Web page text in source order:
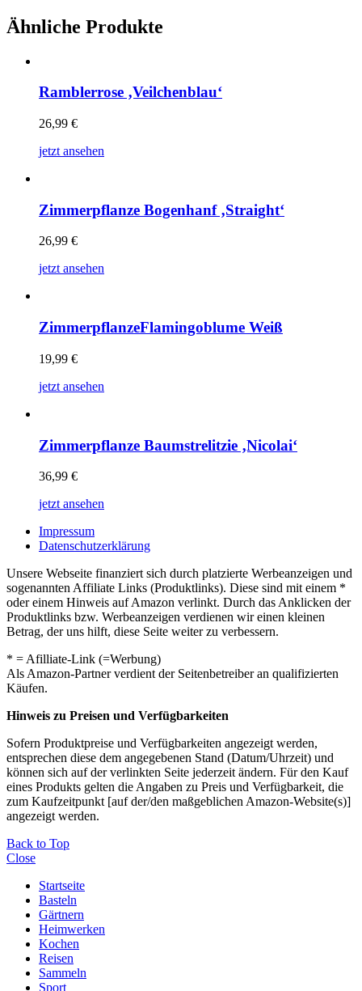
Ähnliche Produkte
Ramblerrose ‚Veilchenblau‘
26,99 €
jetzt ansehen
Zimmerpflanze Bogenhanf ‚Straight‘
26,99 €
jetzt ansehen
ZimmerpflanzeFlamingoblume Weiß
19,99 €
jetzt ansehen
Zimmerpflanze Baumstrelitzie ‚Nicolai‘
36,99 €
jetzt ansehen
Impressum
Datenschutzerklärung
Unsere Webseite finanziert sich durch platzierte Werbeanzeigen und
sogenannten Affiliate Links (Produktlinks). Diese sind mit einem *
oder einem Hinweis auf Amazon verlinkt. Durch das Anklicken der
Produktlinks bzw. Werbeanzeigen verdienen wir einen kleinen
Betrag, der uns hilft, diese Seite weiter zu verbessern.
* = Afilliate-Link (=Werbung)
Als Amazon-Partner verdient der Seitenbetreiber an qualifizierten
Käufen.
Hinweis zu Preisen und Verfügbarkeiten
Sofern Produktpreise und Verfügbarkeiten angezeigt werden,
entsprechen diese dem angegebenen Stand (Datum/Uhrzeit) und
können sich auf der verlinkten Seite jederzeit ändern. Für den Kauf
eines Produkts gelten die Angaben zu Preis und Verfügbarkeit, die
zum Kaufzeitpunkt [auf der/den maßgeblichen Amazon-Website(s)]
angezeigt werden.
Back to Top
Close
Startseite
Basteln
Gärtnern
Heimwerken
Kochen
Reisen
Sammeln
Sport